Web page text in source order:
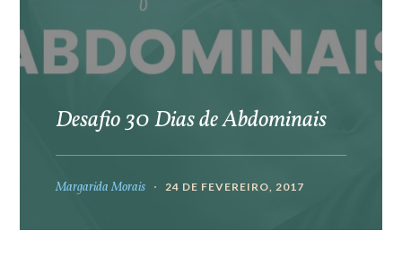
Desafio 30 Dias de Abdominais
Margarida Morais 24 DE FEVEREIRO, 2017